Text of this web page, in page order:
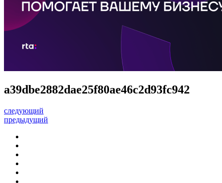
a39dbe2882dae25f80ae46c2d93fc942
следующий
предыдущий